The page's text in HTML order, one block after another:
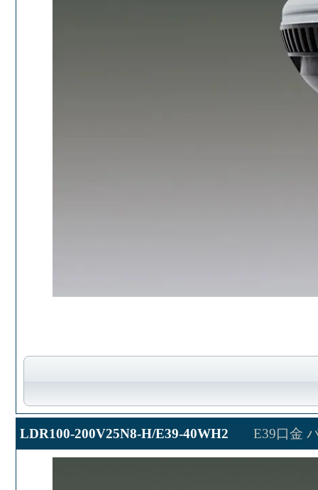
LDR100-200V25N8-H/E39-40WH2 E39口金